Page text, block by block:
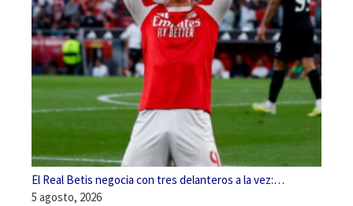
El Real Betis negocia con tres delanteros a la vez:…
5 agosto, 2026